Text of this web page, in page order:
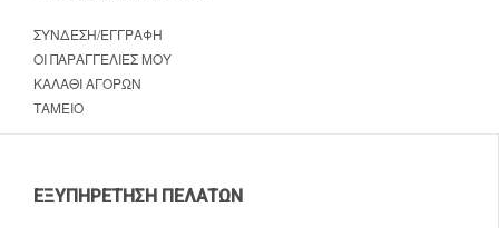
ΣΎΝΔΕΣΗ/ΕΓΓΡΑΦΉ
ΟΙ ΠΑΡΑΓΓΕΛΊΕΣ ΜΟΥ
ΚΑΛΆΘΙ ΑΓΟΡΏΝ
ΤΑΜΕΊΟ
ΕΞΥΠΗΡΈΤΗΣΗ ΠΕΛΑΤΏΝ